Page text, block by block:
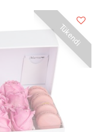
Tükendi